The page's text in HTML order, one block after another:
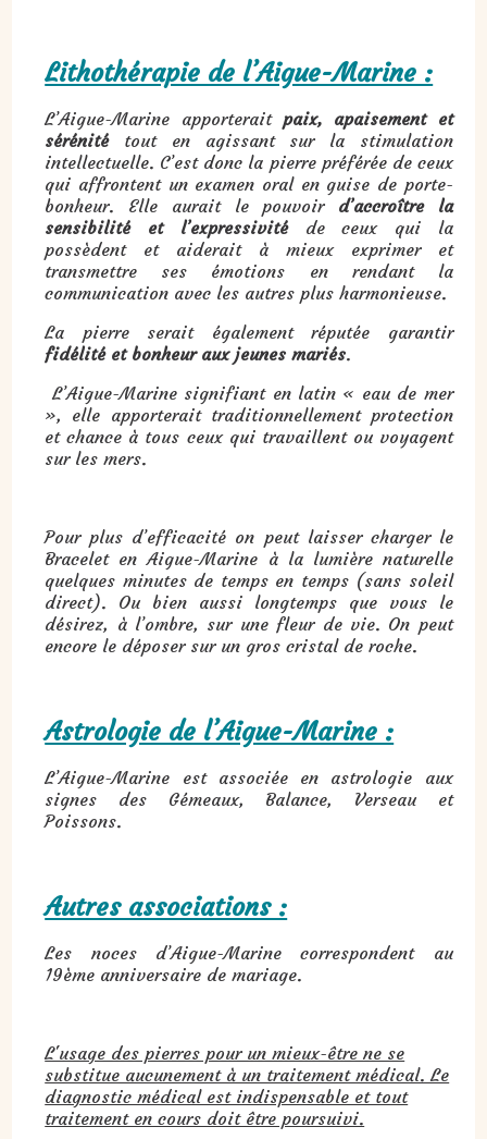
Lithothérapie de l’Aigue-Marine :
L’Aigue-Marine apporterait paix, apaisement et
sérénitétout en agissant sur la stimulation
intellectuelle. C’est donc la pierre préférée de ceux
qui affrontent un examen oral en guise de porte-
bonheur. Elle aurait le pouvoir d’accroître la
sensibilité et l’expressivitéde ceux qui la
possèdent et aiderait à mieux exprimer et
transmettre ses émotions en rendant la
communication avec les autres plus harmonieuse.
La pierre serait également réputée garantir
fidélité et bonheur aux jeunes mariés.
L’Aigue-Marine signifiant en latin « eau de mer
», elle apporterait traditionnellement protection
et chance à tous ceux qui travaillent ou voyagent
sur les mers.
Pour plus d’efficacité on peut laisser charger le
Bracelet en Aigue-Marine à la lumière naturelle
quelques minutes de temps en temps (sans soleil
direct). Ou bien aussi longtemps que vous le
désirez, à l’ombre, sur une fleur de vie. On peut
encore le déposer sur un gros cristal de roche.
Astrologie de l’Aigue-Marine :
L’Aigue-Marine est associée en astrologie aux
signes des Gémeaux, Balance, Verseau et
Poissons.
Autres associations :
Les noces d’Aigue-Marine correspondent au
19ème anniversaire de mariage.
L'usage des pierres pour un mieux-être ne se
substitue aucunement à un traitement médical. Le
diagnostic médical est indispensable et tout
traitement en cours doit être poursuivi.